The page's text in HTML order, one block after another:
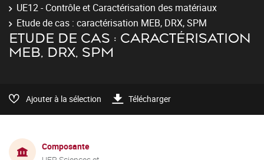
UE12 - Contrôle et Caractérisation des matériaux
Etude de cas : caractérisation MEB, DRX, SPM
ETUDE DE CAS : CARACTÉRISATION
MEB, DRX, SPM
Ajouter à la sélection Télécharger
Composante